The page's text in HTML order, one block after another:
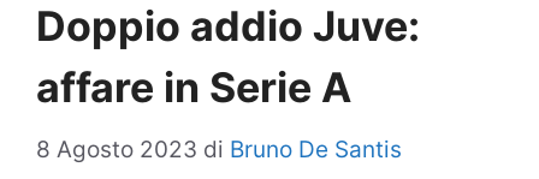
Doppio addio Juve:
affare in Serie A
8 Agosto 2023 di Bruno De Santis